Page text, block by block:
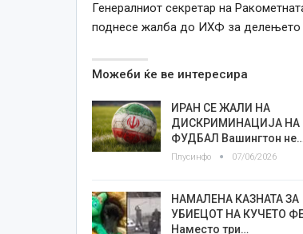
Генералниот секретар на
поднесе жалба до ИХФ за делењето
Можеби ќе ве интересира
ИРАН СЕ ЖАЛИ НА
ДИСКРИМИНАЦИЈА НА
ФУДБАЛ Вашингтон не…
Плусинфо 07/06/2026
НАМАЛЕНА КАЗНАТА ЗА
УБИЕЦОТ НА КУЧЕТО
Наместо три…